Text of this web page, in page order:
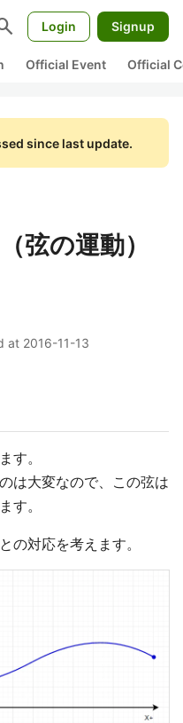
Login Signup
Official Event Official
since last update.
弦の運動）
at 2016-11-13
す。
は大変なので、この弦は
す。
の対応を考えます。